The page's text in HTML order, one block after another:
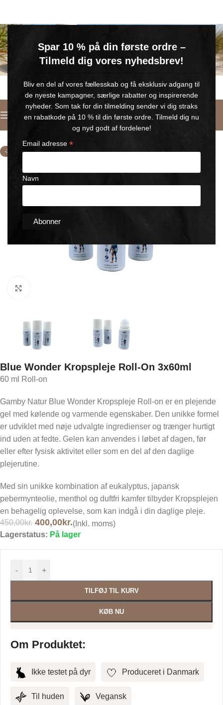
Spar 10 % på din første ordre –
Tilmeld dig vores nyhedsbrev!
Bliv en del af vores fællesskab og få eksklusiv adgang til
de nyeste kampagner, særlige rabatter og inspirerende
nyheder. Som tak for din tilmelding sender vi dig straks
en rabatkode på 10 % til din første ordre. Tilmeld dig nu
og nyd godt af fordelene!
Email adresse *
Navn
Køb for min. 600 kr.
🎁 Gælder til og med d. 9. august
Dansk
Forside/Blue Wonder Kropspleje!
-11%
Blue Wonder Kropspleje Roll-On 3x60ml
60 ml Roll-on
Gamby Natur Blue Wonder Kropspleje Roll-on er en plejende
gel med kølende og varmende egenskaber. Den unikke formel
er udviklet med nøje udvalgte ingredienser og trænger hurtigt
ind uden at fedte. Gelen kan anvendes i løbet af dagen, før
eller efter fysisk aktivitet eller som en del af den daglige
plejerutine.
Med sin unikke kombination af eukalyptus, japansk
pebermynteolie, menthol og duftfri kamfer tilbyder Kropsplejen
en behagelig oplevelse, som kan indgå i din daglige pleje.
450,00kr. 400,00kr.(Inkl. moms)
Lagerstatus: På lager
- +
TILFØJ TIL KURV
KØB NU
Om Produktet:
Ikke testet på dyr Produceret i Danmark
Til huden Vegansk